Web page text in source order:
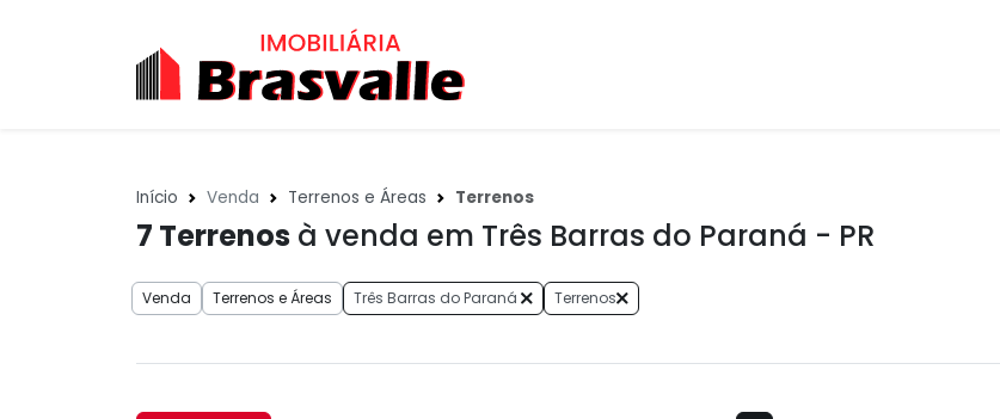
Início Venda Terrenos e Áreas Terrenos
7 Terrenos à venda em Três Barras do Paraná - PR
Venda Terrenos e Áreas Três Barras do Paraná Terrenos